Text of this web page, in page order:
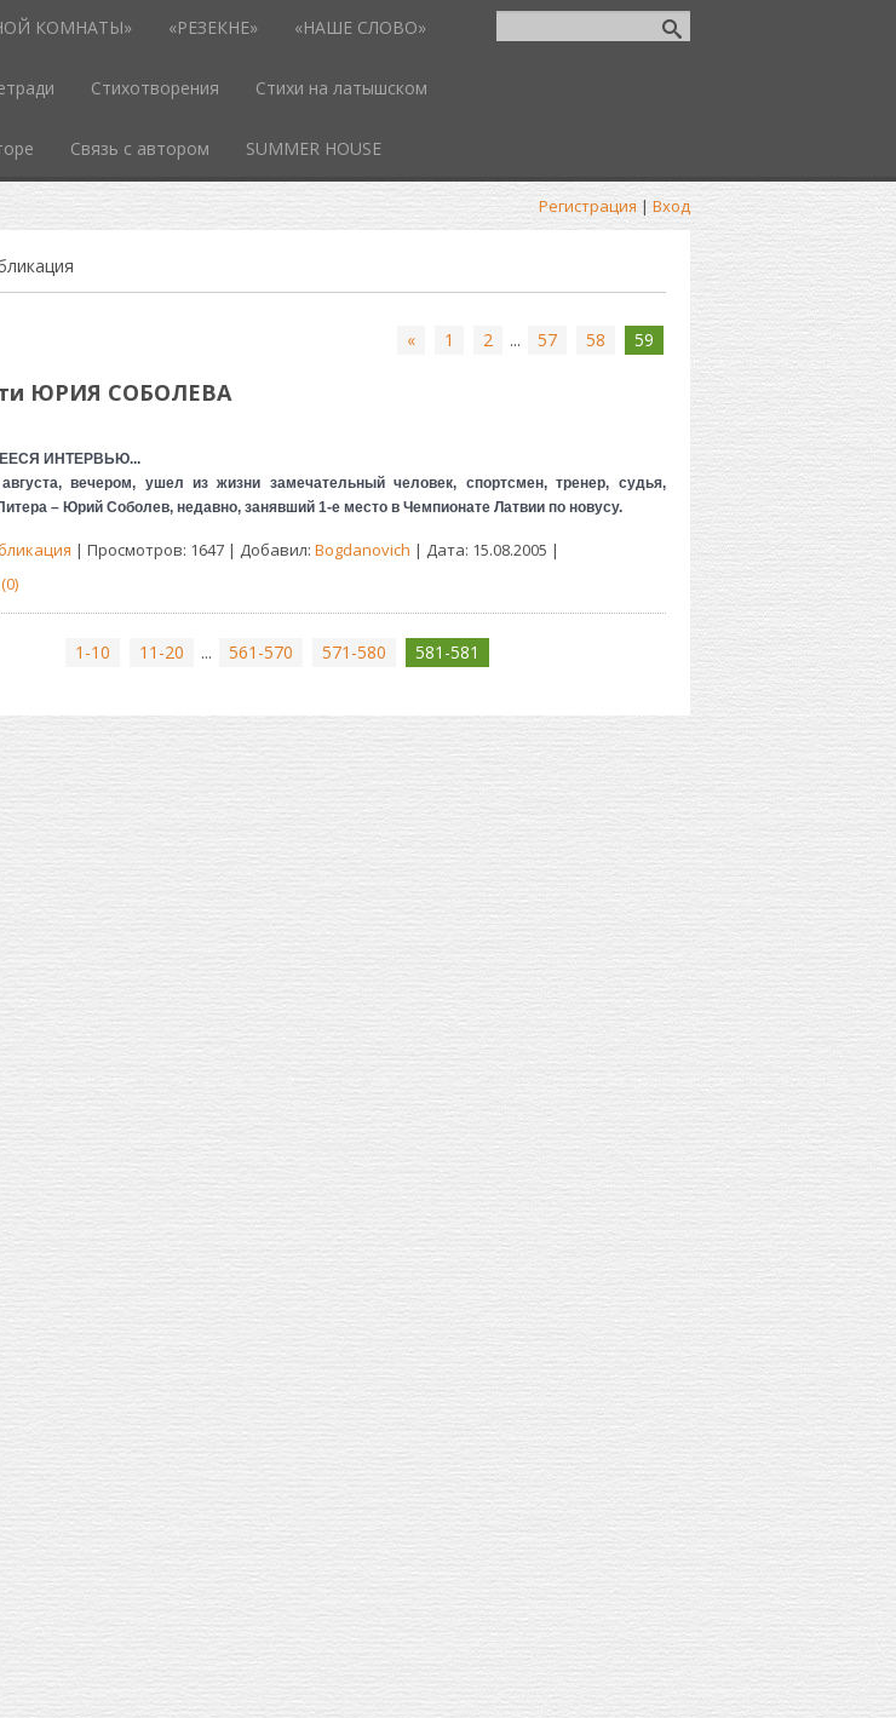
КОМНАТЫ» «РЕЗЕКНЕ» «НАШЕ СЛОВО»
Стихотворения Стихи на латышском
Связь с автором SUMMER HOUSE
Регистрация | Вход
« 1 2 ... 57 58 59
ЮРИЯ СОБОЛЕВА
ИНТЕРВЬЮ...
вечером, ушел из жизни замечательный человек, спортсмен, тренер, судья,
– Юрий Соболев, недавно, занявший 1-е место в Чемпионате Латвии по новусу.
| Просмотров: 1647 | Добавил: Bogdanovich | Дата: 15.08.2005 |
1-10 11-20 ... 561-570 571-580 581-581